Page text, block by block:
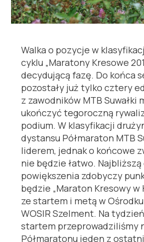
Walka o pozycje w
cyklu „Maratony Kresowe
decydującą fazę. Do końca
pozostały już tylko cztery
z zawodników MTB Suwałki
ukończyć tegoroczną
podium. W klasyfikacji
dystansu Półmaraton MTB
liderem, jednak o końcowe
nie będzie łatwo. Najbliższą
powiększenia zdobyczy
będzie „Maraton Kresowy w
ze startem i metą w
WOSIR Szelment. Na
startem przeprowadziliśmy
Półmaratonu jeden z